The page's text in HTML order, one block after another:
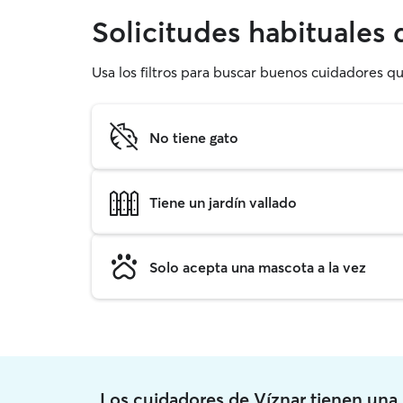
Solicitudes habituales
Usa los filtros para buscar buenos cuidadores
No tiene gato
Tiene un jardín vallado
Solo acepta una mascota a la vez